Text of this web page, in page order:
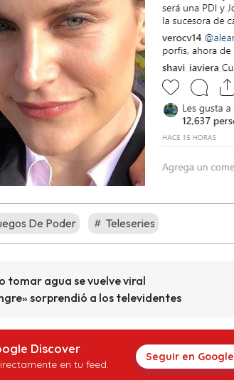
De Poder Teleseries
tomar agua se vuelve viral
sorprendió a los televidentes
Discover
en tu feed.
Seguir en Google